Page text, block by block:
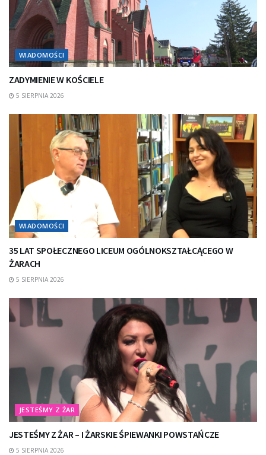
WIADOMOŚCI
ZADYMIENIE W KOŚCIELE
5 SIERPNIA 2026
WIADOMOŚCI
35 LAT SPOŁECZNEGO LICEUM OGÓLNOKSZTAŁCĄCEGO W
ŻARACH
5 SIERPNIA 2026
JESTEŚMY Z ŻAR
JESTEŚMY Z ŻAR – I ŻARSKIE ŚPIEWANKI POWSTAŃCZE
5 SIERPNIA 2026